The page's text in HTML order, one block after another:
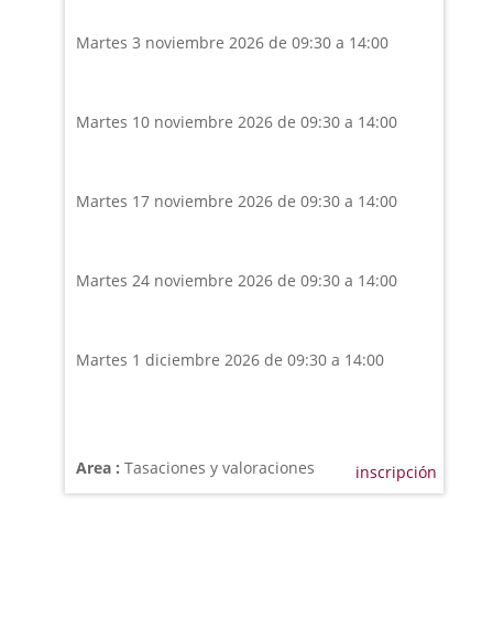
Martes 3 noviembre 2026 de 09:30 a 14:00
Martes 10 noviembre 2026 de 09:30 a 14:00
Martes 17 noviembre 2026 de 09:30 a 14:00
Martes 24 noviembre 2026 de 09:30 a 14:00
Martes 1 diciembre 2026 de 09:30 a 14:00
Area : Tasaciones y valoraciones inscripción